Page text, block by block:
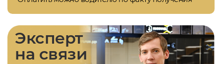
Эксперт
на связи